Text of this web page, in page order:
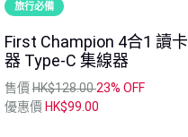
旅行必備
First Champion 4合1 讀卡
器 Type-C 集線器
售價 HK$128.0023% OFF
優惠價 HK$99.00